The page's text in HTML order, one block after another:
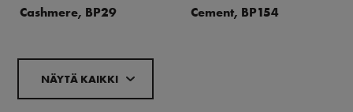
Cashmere, BP29 Cement, BP154
NÄYTÄ KAIKKI